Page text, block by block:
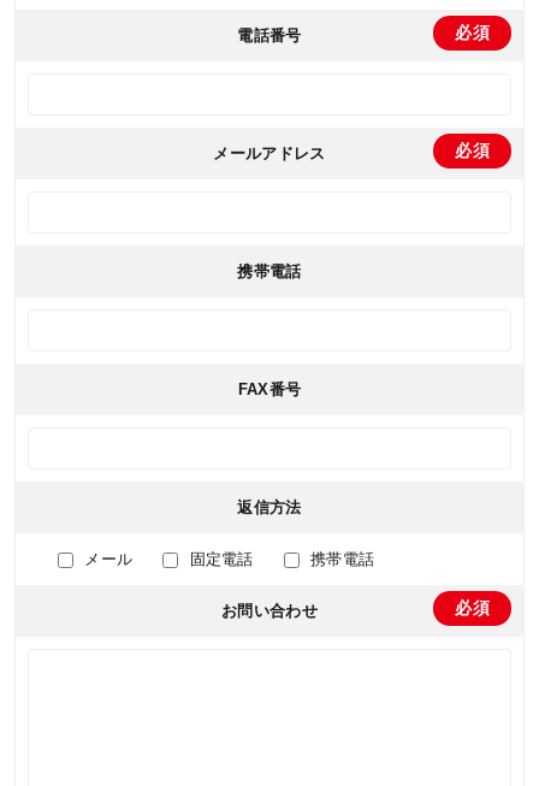
電話番号
メールアドレス
携帯電話
FAX番号
返信方法
メール 固定電話 携帯電話
お問い合わせ